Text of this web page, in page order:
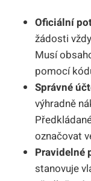
Oficiální
žádosti
Musí
pomocí
Správné
výhradně
označovat
Pravidelné
stanovuje